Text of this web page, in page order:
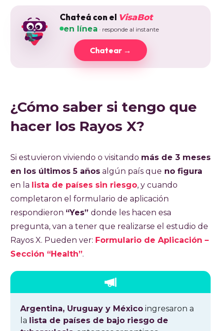
Chateá con el VisaBot
en línea · responde al instante
Chatear →
¿Cómo saber si tengo que
hacer los Rayos X?
Si estuvieron viviendo o visitando más de 3 meses
en los últimos 5 años algún país que no figura
en la lista de países sin riesgo, y cuando
completaron el formulario de aplicación
respondieron “Yes” donde les hacen esa
pregunta, van a tener que realizarse el estudio de
Rayos X. Pueden ver: Formulario de Aplicación –
Sección “Health”.
Argentina, Uruguay y México ingresaron a
la lista de países de bajo riesgo de